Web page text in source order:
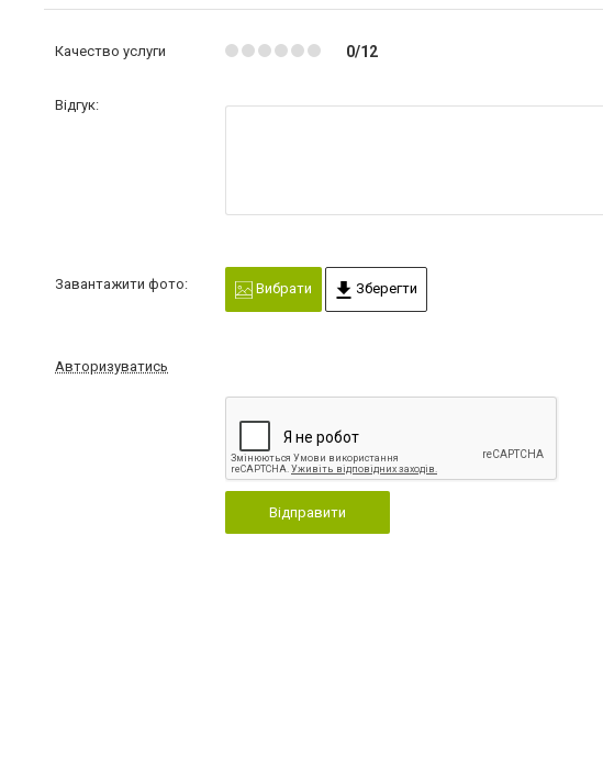
Качество услуги 0/12
Відгук:
Завантажити фото: Вибрати Зберегти
Авторизуватись
Відправити